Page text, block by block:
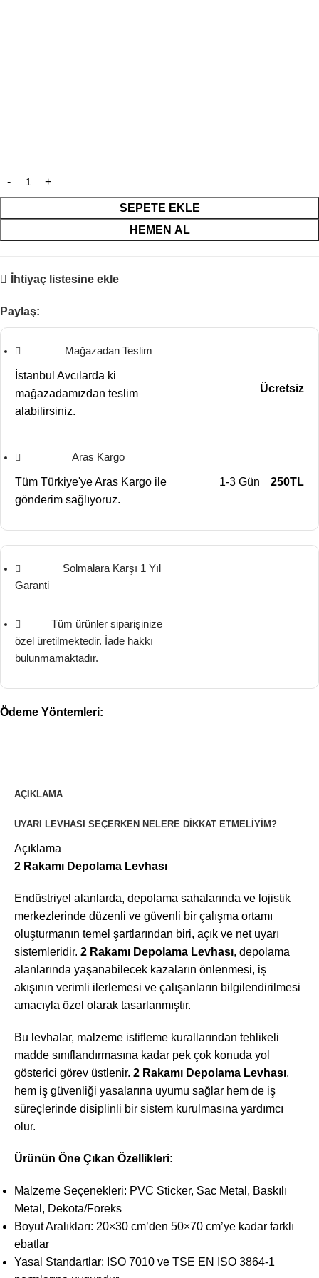
SEPETE EKLE
HEMEN AL
İhtiyaç listesine ekle
Paylaş:
Mağazadan Teslim
İstanbul Avcılarda ki
mağazadamızdan teslim
alabilirsiniz.
Ücretsiz
Aras Kargo
Tüm Türkiye'ye Aras Kargo ile
gönderim sağlıyoruz.
1-3 Gün 250TL
Solmalara Karşı 1 Yıl
Garanti
Tüm ürünler siparişinize
özel üretilmektedir. İade hakkı
bulunmamaktadır.
Ödeme Yöntemleri:
AÇIKLAMA
UYARI LEVHASI SEÇERKEN NELERE DIKKAT ETMELIYIM?
Açıklama
2 Rakamı Depolama Levhası
Endüstriyel alanlarda, depolama sahalarında ve lojistik
merkezlerinde düzenli ve güvenli bir çalışma ortamı
oluşturmanın temel şartlarından biri, açık ve net uyarı
sistemleridir. 2 Rakamı Depolama Levhası, depolama
alanlarında yaşanabilecek kazaların önlenmesi, iş
akışının verimli ilerlemesi ve çalışanların bilgilendirilmesi
amacıyla özel olarak tasarlanmıştır.
Bu levhalar, malzeme istifleme kurallarından tehlikeli
madde sınıflandırmasına kadar pek çok konuda yol
gösterici görev üstlenir. 2 Rakamı Depolama Levhası,
hem iş güvenliği yasalarına uyumu sağlar hem de iş
süreçlerinde disiplinli bir sistem kurulmasına yardımcı
olur.
Ürünün Öne Çıkan Özellikleri:
Malzeme Seçenekleri: PVC Sticker, Sac Metal, Baskılı
Metal, Dekota/Foreks
Boyut Aralıkları: 20×30 cm’den 50×70 cm’ye kadar farklı
ebatlar
Yasal Standartlar: ISO 7010 ve TSE EN ISO 3864-1